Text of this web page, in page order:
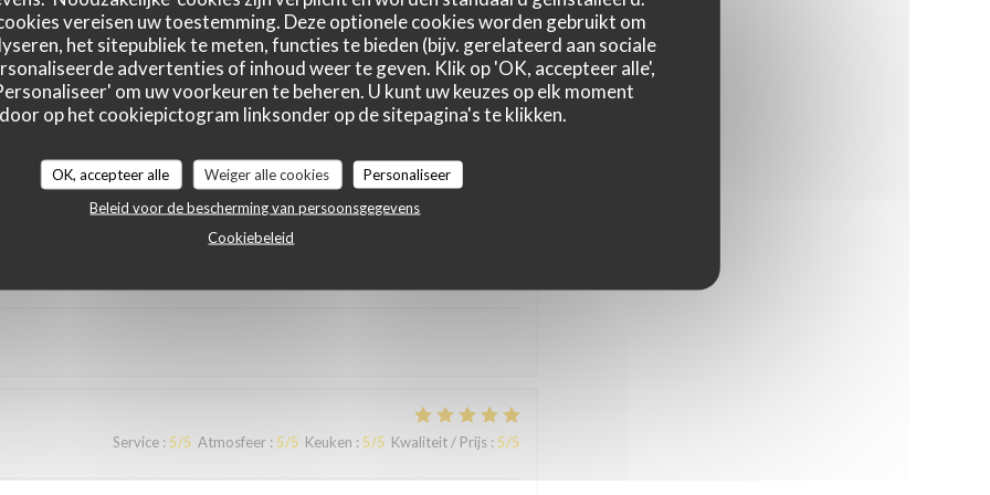
vereisen uw toestemming. Deze optionele cookies worden gebruikt om
het sitepubliek te meten, functies te bieden (bijv. gerelateerd aan sociale
advertenties of inhoud weer te geven. Klik op 'OK, accepteer alle',
om uw voorkeuren te beheren. U kunt uw keuzes op elk moment
op het cookiepictogram linksonder op de sitepagina's te klikken.
OK, accepteer alle Weiger alle cookies
Personaliseer
Beleid voor de bescherming van persoonsgegevens
Cookiebeleid
Service: 5/5 Atmosfeer:5/5 Keuken : 5/5 Kwaliteit / Prijs: 5/5
sommes régalés avec des plats authentiques de Bruxelles. Merci à
Service: 5/5 Atmosfeer: 5/5 Keuken : 5/5 Kwaliteit / Prijs: 5/5